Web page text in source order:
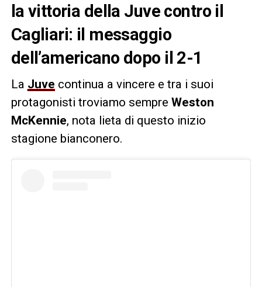
la vittoria della Juve contro il
Cagliari: il messaggio
dell’americano dopo il 2-1
La Juve continua a vincere e tra i suoi
protagonisti troviamo sempre Weston
McKennie, nota lieta di questo inizio
stagione bianconero.